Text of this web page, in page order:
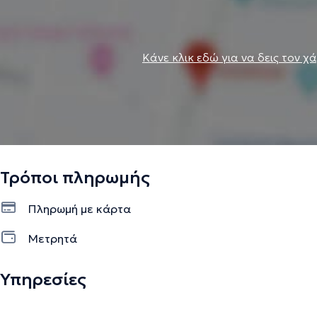
Κάνε κλικ εδώ για να δεις τον
Τρόποι πληρωμής
Πληρωμή με κάρτα
Μετρητά
Υπηρεσίες